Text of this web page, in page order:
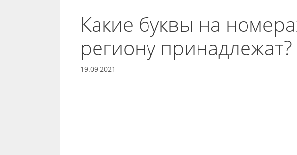
Какие буквы на
региону принадлежат?
19.09.2021